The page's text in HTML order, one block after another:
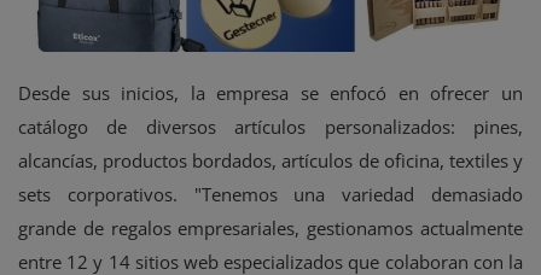
Desde sus inicios, la empresa se enfocó en ofrecer un
catálogo de diversos artículos personalizados: pines,
alcancías, productos bordados, artículos de oficina, textiles y
sets corporativos. "Tenemos una variedad demasiado
grande de regalos empresariales, gestionamos actualmente
entre 12 y 14 sitios web especializados que colaboran con la